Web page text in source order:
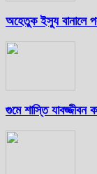
অহেতুক ইস্যু বানালে
গুমে শাস্তি যাবজ্জীবন